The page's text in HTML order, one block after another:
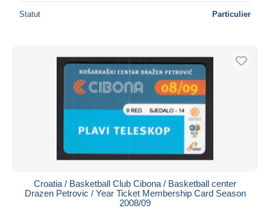
Statut Particulier
Croatia / Basketball Club Cibona / Basketball center
Drazen Petrovic / Year Ticket Membership Card Season
2008/09